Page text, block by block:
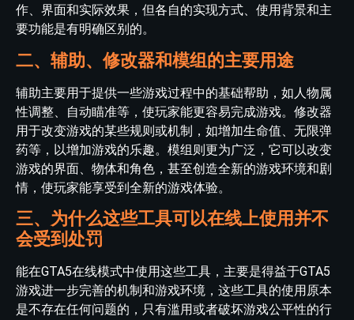
作、界面和实际效果，但各自的实现方式、使用背景和主
要功能是有明确区别的。
二、辅助、修改器和模组的主要用途
辅助主要用于提供一些游戏过程中的基础帮助，如人物属
性调整、自动瞄准等，使玩家能更容易完成游戏。修改器
用于改变游戏的某些规则或机制，如增加生命值、无限弹
药等，以增加游戏的乐趣。模组则更为广泛，它可以改变
游戏的界面、物体和角色，甚至创造全新的游戏环境和剧
情，使玩家能享受到全新的游戏体验。
三、为什么这些工具可以在线上使用并不
会受到处罚
能在GTA5在线模式中使用这些工具，主要是得益于GTA5
游戏进一步完善的机制和游戏环境，这些工具的使用原本
是不存在任何问题的，只有滥用或者破坏游戏公平性的行